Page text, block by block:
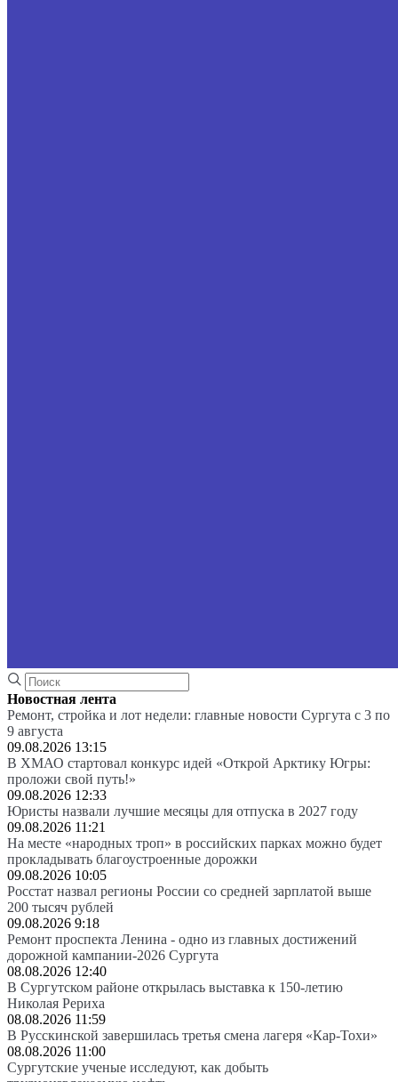
Новостная лента
Ремонт, стройка и лот недели: главные новости Сургута с 3 по
9 августа
09.08.2026 13:15
В ХМАО стартовал конкурс идей «Открой Арктику Югры:
проложи свой путь!»
09.08.2026 12:33
Юристы назвали лучшие месяцы для отпуска в 2027 году
09.08.2026 11:21
На месте «народных троп» в российских парках можно будет
прокладывать благоустроенные дорожки
09.08.2026 10:05
Росстат назвал регионы России со средней зарплатой выше
200 тысяч рублей
09.08.2026 9:18
Ремонт проспекта Ленина - одно из главных достижений
дорожной кампании-2026 Сургута
08.08.2026 12:40
В Сургутском районе открылась выставка к 150-летию
Николая Рериха
08.08.2026 11:59
В Русскинской завершилась третья смена лагеря «Кар-Тохи»
08.08.2026 11:00
Сургутские ученые исследуют, как добыть